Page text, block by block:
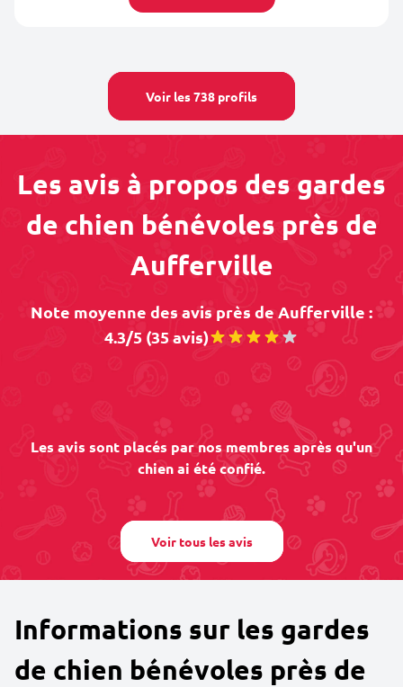
Voir les 738 profils
Les avis à propos des gardes
de chien bénévoles près de
Aufferville
Note moyenne des avis près de Aufferville :
4.3/5 (35 avis)
Les avis sont placés par nos membres après qu'un
chien ai été confié.
Voir tous les avis
Informations sur les gardes
de chien bénévoles près de